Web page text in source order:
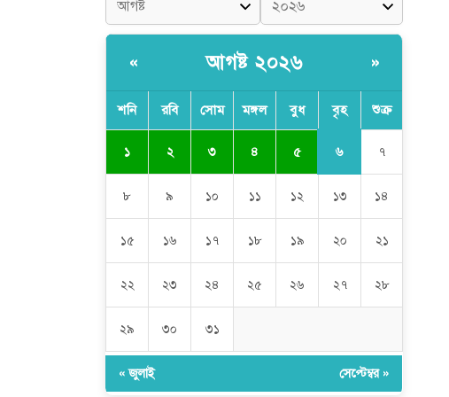
« আগষ্ট ২০২৬ »
শনি রবি সোম মঙ্গল বুধ বৃহ শুক্র
১ ২ ৩ ৪ ৫ ৬ ৭
৮ ৯ ১০ ১১ ১২ ১৩ ১৪
১৫ ১৬ ১৭ ১৮ ১৯ ২০ ২১
২২ ২৩ ২৪ ২৫ ২৬ ২৭ ২৮
২৯ ৩০ ৩১
« জুলাই সেপ্টেম্বর »